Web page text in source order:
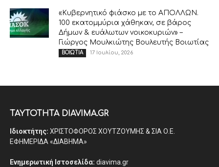
«Κυβερνητικό φιάσκο με το ΑΠΟΛΛΩΝ.
100 εκατομμύρια χάθηκαν, σε βάρος
Δήμων & ευάλωτων νοικοκυριών» –
Γιώργος Μουλκιώτης Βουλευτής Βοιωτίας
ΒΟΙΩΤΙΑ 17 Ιουλίου, 2026
ΤΑΥΤΟΤΗΤΑ DIAVIMA.GR
Ιδιοκτήτης: ΧΡΙΣΤΟΦΟΡΟΣ ΧΟΥΤΖΟΥΜΗΣ & ΣΙΑ Ο.Ε.
ΕΦΗΜΕΡΙΔΑ «ΔΙΑΒΗΜΑ»
Ενημερωτική Ιστοσελίδα: diavima.gr